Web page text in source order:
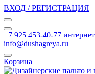
ВХОД / РЕГИСТРАЦИЯ
+7 925 453-40-77
info@dushagreya.ru
Корзина